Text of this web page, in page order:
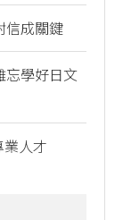
信成關鍵
忘學好日文
人才